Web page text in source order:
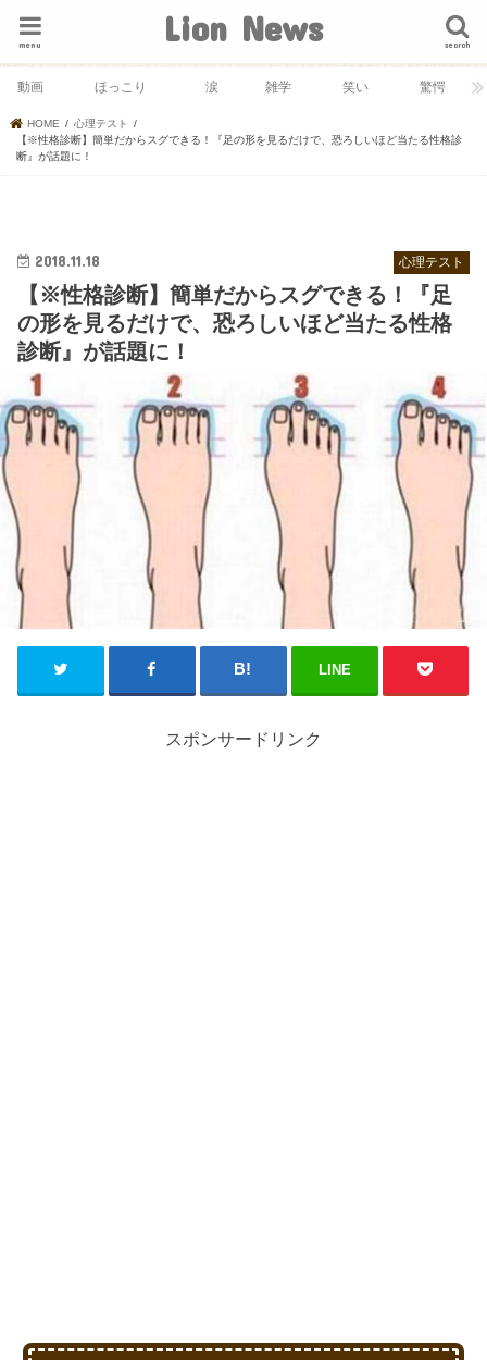
Lion News search
menu
動画 ほっこり 涙 雑学 笑い 驚愕
HOME
心理テスト
【※性格診断】簡単だからスグできる！『足の形を見るだけで、恐ろしいほど当たる性格診
断』が話題に！
心理テスト
2018.11.18
【※性格診断】簡単だからスグできる！『足
の形を見るだけで、恐ろしいほど当たる性格
診断』が話題に！
LINE
スポンサードリンク